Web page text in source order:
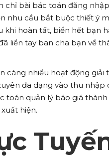
chỉ bài bác toán đăng
nhu cầu bắt buộc thiết ý
khi hoàn tất, biển hết bạn
liền tay ban cha bạn về
càng nhiều hoạt động giải
đa dạng vào thu nhập
toán quản lý báo giá thành
hiện.